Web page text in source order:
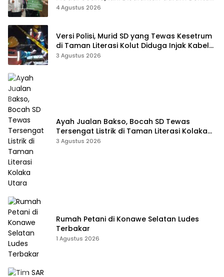
Barang Senilai Rp419,5 Juta
4 Agustus 2026
Versi Polisi, Murid SD yang Tewas Kesetrum
di Taman Literasi Kolut Diduga Injak Kabel
Beraliran Listrik
3 Agustus 2026
Ayah Jualan Bakso, Bocah SD Tewas
Tersengat Listrik di Taman Literasi Kolaka
Utara
3 Agustus 2026
Rumah Petani di Konawe Selatan Ludes
Terbakar
1 Agustus 2026